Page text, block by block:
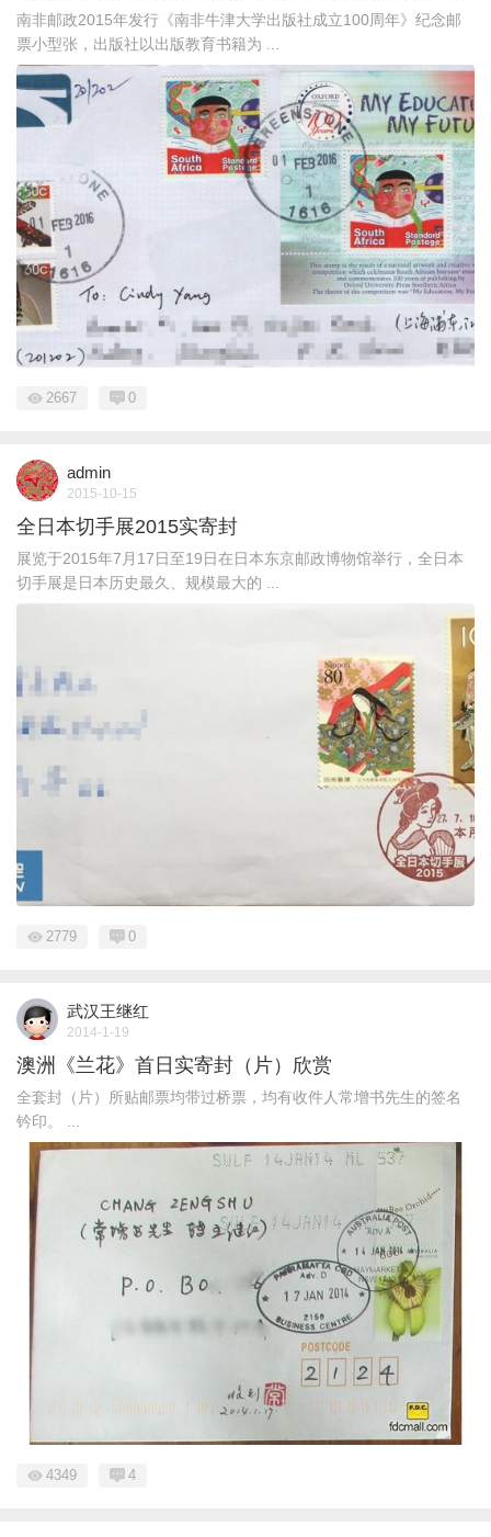
南非邮政2015年发行《南非牛津大学出版社成立100周年》纪念邮
票小型张，出版社以出版教育书籍为 ...
2667 0
admin
2015-10-15
全日本切手展2015实寄封
展览于2015年7月17日至19日在日本东京邮政博物馆举行，全日本
切手展是日本历史最久、规模最大的 ...
2779 0
武汉王继红
2014-1-19
澳洲《兰花》首日实寄封（片）欣赏
全套封（片）所贴邮票均带过桥票，均有收件人常增书先生的签名
钤印。 ...
4349 4